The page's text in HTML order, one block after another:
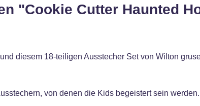
"Cookie Cutter Haunted
diesem 18-teiligen Ausstecher Set von Wilton
von denen die Kids begeistert sein werden.